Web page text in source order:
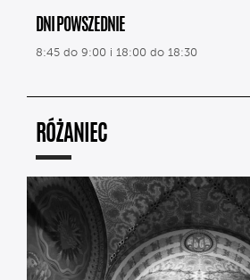
DNI POWSZEDNIE
8:45 do 9:00 i 18:00 do 18:30
RÓŻANIEC